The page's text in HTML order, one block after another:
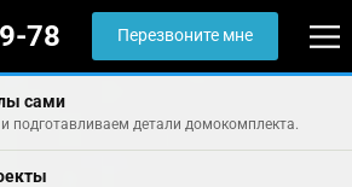
78 Перезвоните мне
сами
подготавливаем детали домокомплекта.